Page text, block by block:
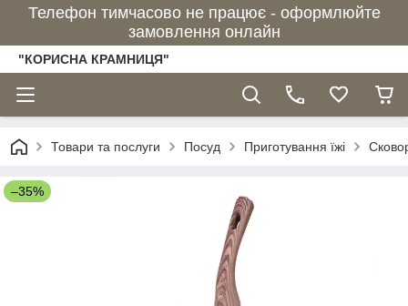
Телефон тимчасово не працює - оформлюйте
замовлення онлайн
"КОРИСНА КРАМНИЦЯ"
Товари та послуги Посуд Приготування їжі
–35%